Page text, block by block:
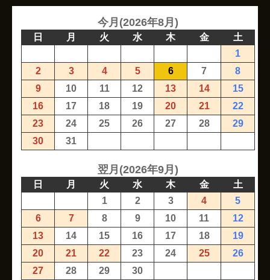
今月(2026年8月)
日 月 火 水 木 金
土
1
2
3 4 5 6 7
8
9
10 11 12 13 14
15
16
17 18 19 20 21
22
23
24 25 26 27 28
29
30
31
翌月(2026年9月)
日 月 火 水 木 金
土
1
2 3 4
5
6
7 8 9 10 11
12
13
14 15 16 17 18
19
20
21 22 23 24 25
26
27
28 29 30